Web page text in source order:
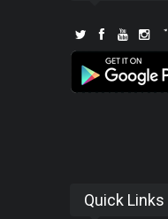
Quick Links